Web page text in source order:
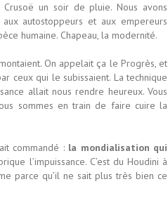
un soir de pluie. Nous avons
autostoppeurs et aux empereurs
humaine. Chapeau, la modernité.
On appelait ça le Progrès, et
ceux qui le subissaient. La technique
allait nous rendre heureux. Vous
sommes en train de faire cuire la
commandé : la mondialisation qui
l’impuissance. C’est du Houdini à
parce qu’il ne sait plus très bien ce